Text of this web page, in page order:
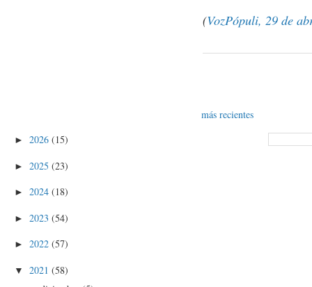
(VozPópuli, 29 de
más recientes
► 2026 (15)
► 2025 (23)
► 2024 (18)
► 2023 (54)
► 2022 (57)
▼ 2021 (58)